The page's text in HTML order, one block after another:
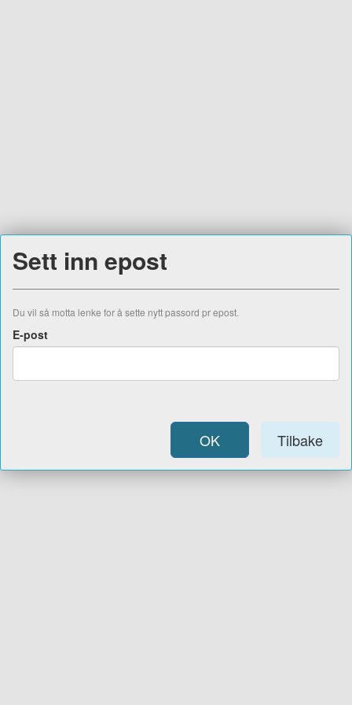
Sett inn epost
Du vil så motta lenke for å sette nytt passord pr epost.
E-post
OK Tilbake